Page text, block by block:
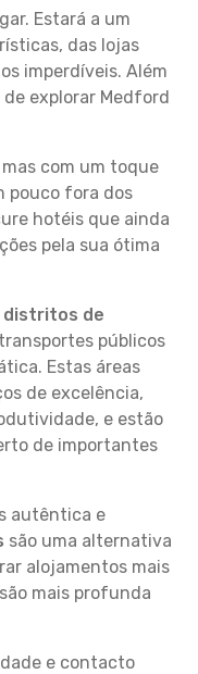
Estará a um
das lojas
imperdíveis. Além
de explorar Medford
com um toque
pouco fora dos
hotéis que ainda
pela sua ótima
distritos de
públicos
Estas áreas
de excelência,
e estão
de importantes
autêntica e
são uma alternativa
alojamentos mais
mais profunda
e contacto